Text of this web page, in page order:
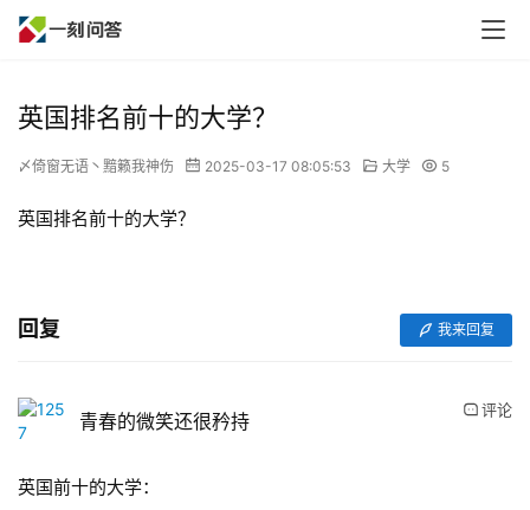
英国排名前十的大学？
〆倚窗无语丶黯籁我神伤 2025-03-17 08:05:53 大学 5
英国排名前十的大学？
回复 我来回复
青春的微笑还很矜持 评论
英国前十的大学：